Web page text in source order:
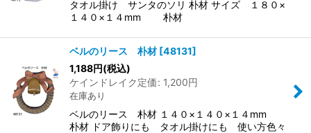
タオル掛け サンタのソリ 朴材 サイズ １８０×
１４０×１４mm 朴材
ベルのリース 朴材 [48131]
1,188円(税込)
ケインドレイク定価: 1,200円
在庫あり
ベルのリース 朴材 １４０×１４０×１４mm
朴材 ドア飾りにも タオル掛けにも 使い方色々